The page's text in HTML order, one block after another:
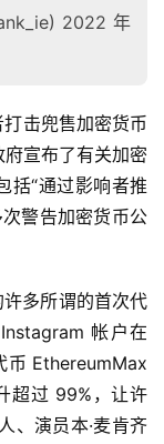
2022 年
击兜售加密货币
宣布了有关加密
括“通过影响者推
警告加密货币公
多所谓的首次代
帐户在
币 EthereumMax
超过 99%，让许
、演员本·麦肯齐